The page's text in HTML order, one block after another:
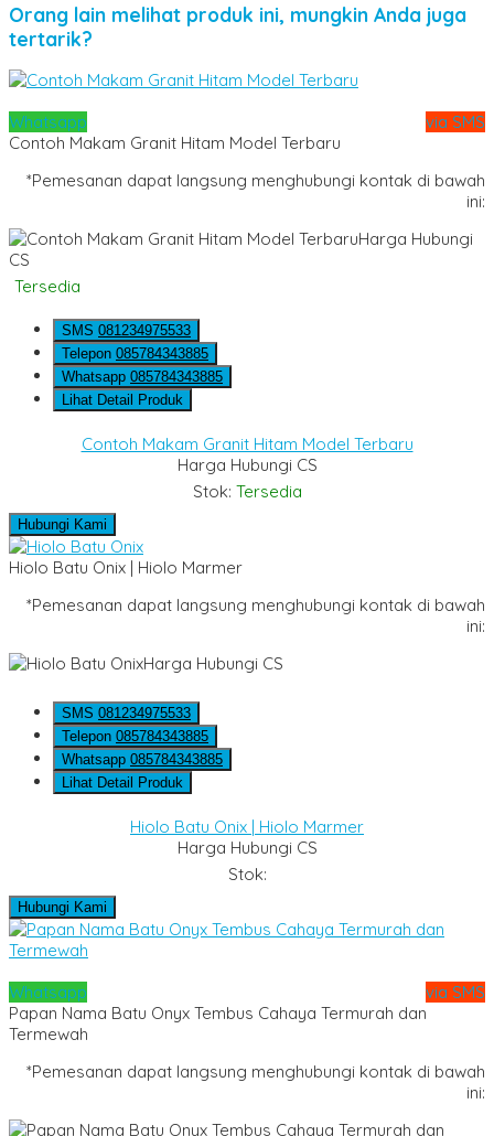
Orang lain melihat produk ini, mungkin Anda juga
tertarik?
Whatsapp
via SMS
Contoh Makam Granit Hitam Model Terbaru
*Pemesanan dapat langsung menghubungi kontak di bawah
ini:
Harga Hubungi
CS
Tersedia
SMS 081234975533
Telepon 085784343885
Whatsapp 085784343885
Lihat Detail Produk
Contoh Makam Granit Hitam Model Terbaru
Harga Hubungi CS
Stok: Tersedia
Hubungi Kami
Hiolo Batu Onix | Hiolo Marmer
*Pemesanan dapat langsung menghubungi kontak di bawah
ini:
Harga Hubungi CS
SMS 081234975533
Telepon 085784343885
Whatsapp 085784343885
Lihat Detail Produk
Hiolo Batu Onix | Hiolo Marmer
Harga Hubungi CS
Stok:
Hubungi Kami
Whatsapp
via SMS
Papan Nama Batu Onyx Tembus Cahaya Termurah dan
Termewah
*Pemesanan dapat langsung menghubungi kontak di bawah
ini: